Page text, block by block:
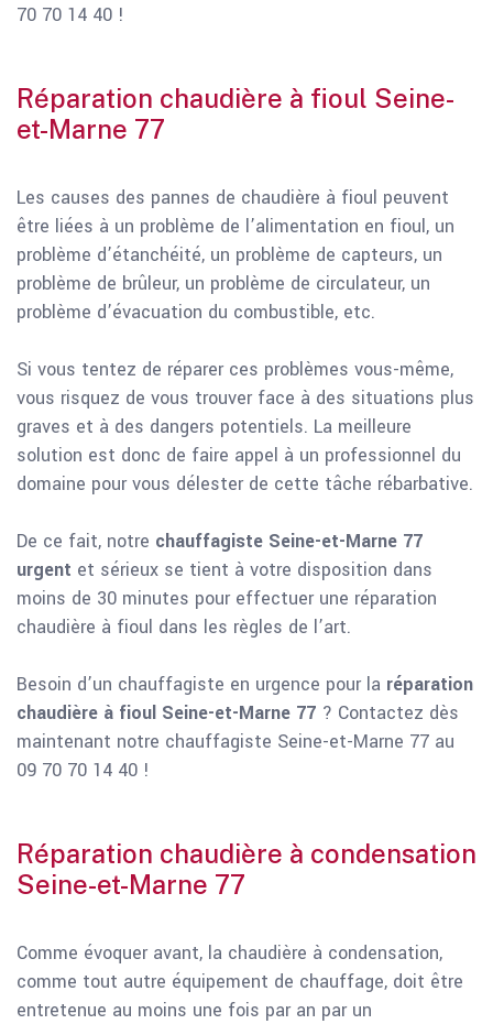
70 70 14 40 !
Réparation chaudière à fioul Seine-
et-Marne 77
Les causes des pannes de chaudière à fioul peuvent
être liées à un problème de l’alimentation en fioul, un
problème d’étanchéité, un problème de capteurs, un
problème de brûleur, un problème de circulateur, un
problème d’évacuation du combustible, etc.
Si vous tentez de réparer ces problèmes vous-même,
vous risquez de vous trouver face à des situations plus
graves et à des dangers potentiels. La meilleure
solution est donc de faire appel à un professionnel du
domaine pour vous délester de cette tâche rébarbative.
De ce fait, notre chauffagiste Seine-et-Marne 77
urgent et sérieux se tient à votre disposition dans
moins de 30 minutes pour effectuer une réparation
chaudière à fioul dans les règles de l’art.
Besoin d’un chauffagiste en urgence pour la réparation
chaudière à fioul Seine-et-Marne 77 ? Contactez dès
maintenant notre chauffagiste Seine-et-Marne 77 au
09 70 70 14 40 !
Réparation chaudière à condensation
Seine-et-Marne 77
Comme évoquer avant, la chaudière à condensation,
comme tout autre équipement de chauffage, doit être
entretenue au moins une fois par an par un